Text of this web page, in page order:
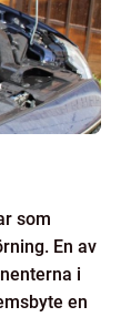
som
En av
i
en